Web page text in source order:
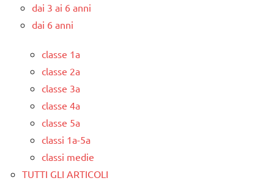
dai 3 ai 6 anni
dai 6 anni
classe 1a
classe 2a
classe 3a
classe 4a
classe 5a
classi 1a-5a
classi medie
TUTTI GLI ARTICOLI